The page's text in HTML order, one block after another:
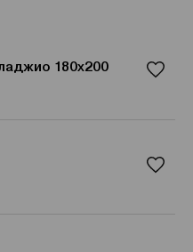
180x200